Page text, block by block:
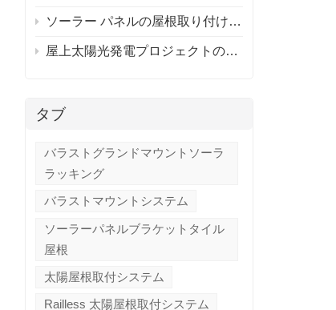
ソーラー パネルの屋根取り付けシステム / ソーラー パネルの屋根はそれだけの価値がありますか?
屋上太陽光発電プロジェクトのレール付きとレールなしの取り付け
タブ
バラストグランドマウントソーラ
ラッキング
バラストマウントシステム
ソーラーパネルブラケットタイル
屋根
太陽屋根取付システム
Railless 太陽屋根取付システム